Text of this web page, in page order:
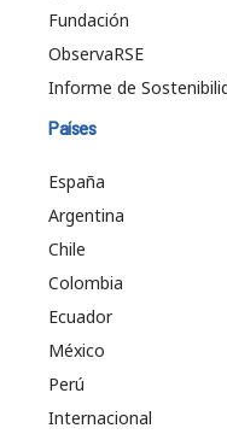
Fundación
ObservaRSE
Informe de
Países
España
Argentina
Chile
Colombia
Ecuador
México
Perú
Internacional